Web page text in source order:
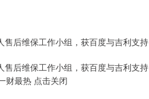
售后维保工作小组，获百度与吉利支持
售后维保工作小组，获百度与吉利支持
财最热 点击关闭